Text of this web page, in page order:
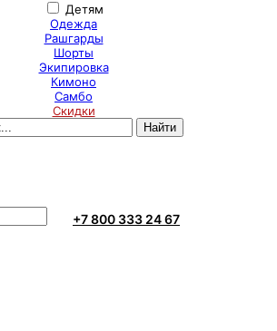
Детям
Одежда
Рашгарды
Шорты
Экипировка
Кимоно
Самбо
Скидки
+7 800 333 24 67